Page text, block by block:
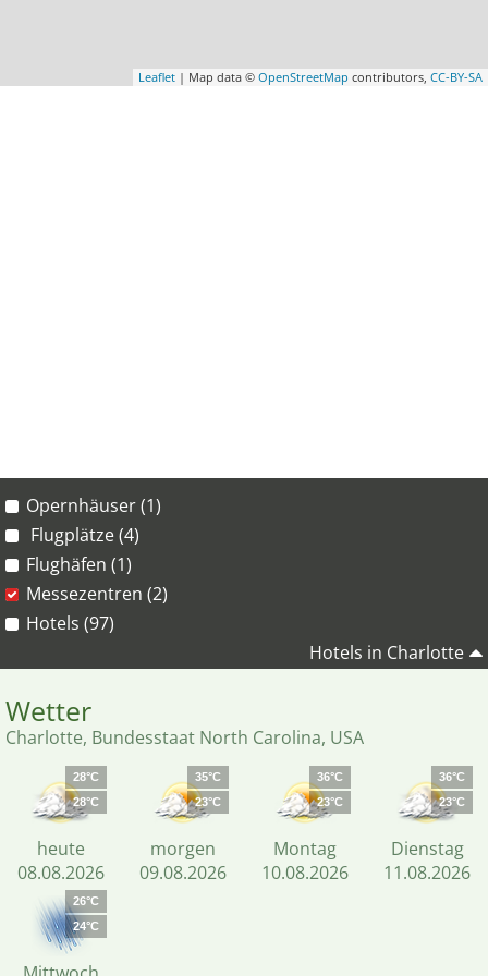
Leaflet | Map data © OpenStreetMap contributors, CC-BY-SA
Opernhäuser (1)
Flugplätze (4)
Flughäfen (1)
Messezentren (2)
Hotels (97)
Hotels in Charlotte
Wetter
Charlotte, Bundesstaat North Carolina, USA
28°C
28°C
heute
08.08.2026
35°C
23°C
morgen
09.08.2026
36°C
23°C
Montag
10.08.2026
36°C
23°C
Dienstag
11.08.2026
26°C
24°C